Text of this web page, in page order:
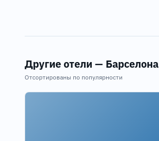
Другие отели — Барселона
Отсортированы по популярности